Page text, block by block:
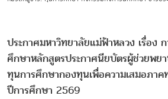
ประกาศมหาวิทยาลัยแม่ฟ้าหลวง เรื่อง
ศึกษาหลักสูตรประกาศนียบัตรผู้ช่วยพย
ทุนการศึกษากองทุนเพื่อความเสมอภา
ปีการศึกษา 2569